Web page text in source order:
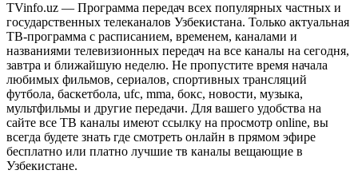
TVinfo.uz — Программа передач всех популярных частных и
государственных телеканалов Узбекистана. Только актуальная
ТВ-программа с расписанием, временем, каналами и
названиями телевизионных передач на все каналы на сегодня,
завтра и ближайшую неделю. Не пропустите время начала
любимых фильмов, сериалов, спортивных трансляций
футбола, баскетбола, ufc, mma, бокс, новости, музыка,
мультфильмы и другие передачи. Для вашего удобства на
сайте все ТВ каналы имеют ссылку на просмотр online, вы
всегда будете знать где смотреть онлайн в прямом эфире
бесплатно или платно лучшие тв каналы вещающие в
Узбекистане.